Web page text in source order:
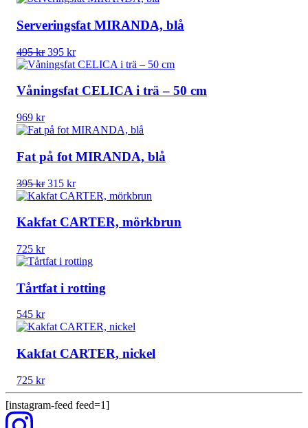
Serveringsfat MIRANDA, blå
495kr Det
ursprungliga
var:
495 kr.
395 krDet
nuvarande
är:
Våningsfat CELICA i trä – 50 cm
969 kr
Fat på fot MIRANDA, blå
395kr Det
ursprungliga
var:
315 krDet
nuvarande
är:
Kakfat CARTER, mörkbrun
725 kr
Tårtfat i rotting
545 kr
Kakfat CARTER, nickel
725 kr
[instagram-feed feed=1]